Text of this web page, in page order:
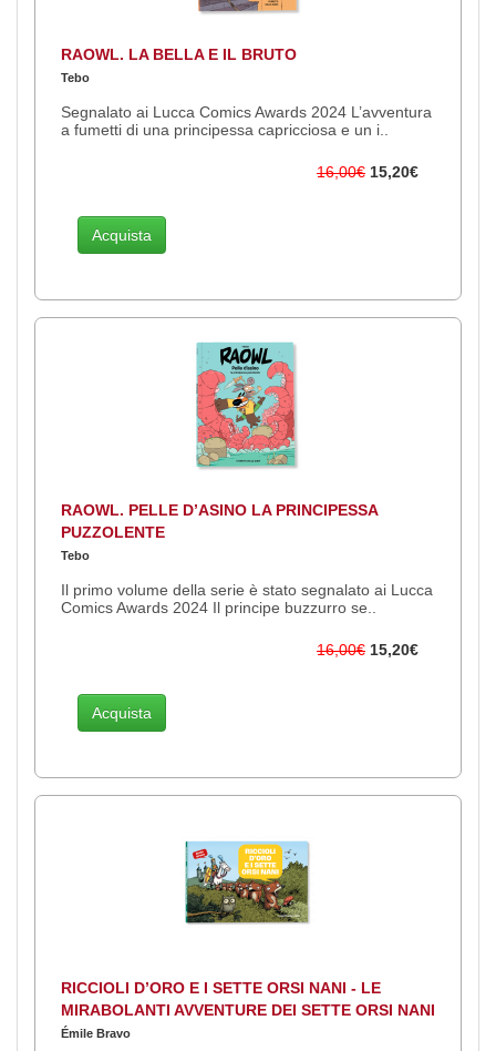
RAOWL. LA BELLA E IL BRUTO
Tebo
Segnalato ai Lucca Comics Awards 2024 L’avventura
a fumetti di una principessa capricciosa e un i..
16,00€ 15,20€
Acquista
RAOWL. PELLE D’ASINO LA PRINCIPESSA
PUZZOLENTE
Tebo
Il primo volume della serie è stato segnalato ai Lucca
Comics Awards 2024 Il principe buzzurro se..
16,00€ 15,20€
Acquista
RICCIOLI D’ORO E I SETTE ORSI NANI - LE
MIRABOLANTI AVVENTURE DEI SETTE ORSI NANI
Émile Bravo